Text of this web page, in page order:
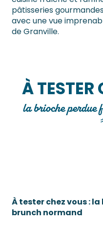
pâtisseries
avec une vue
de Granville.
À TESTER
la brioche perdue
À tester chez vous :
brunch normand